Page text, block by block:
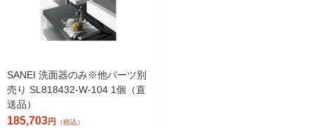
SANEI 洗面器のみ※他パーツ別
売り SL818432-W-104 1個（直
送品）
185,703円 （税込）